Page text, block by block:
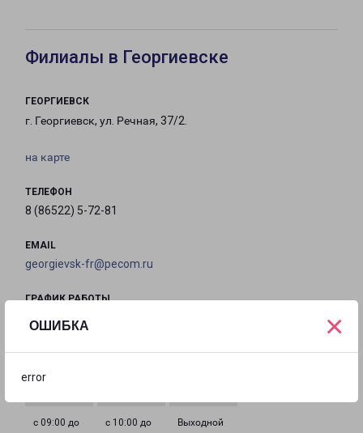
ОШИБКА
error
×
Филиалы в Георгиевске
ГЕОРГИЕВСК
г. Георгиевск, ул. Речная, 37/2.
на карте
ТЕЛЕФОН
8 (86522) 5-72-81
EMAIL
georgievsk-fr@pecom.ru
ГРАФИК РАБОТЫ
с 09:00 до
с 09:00 до
с 09:00 до
с 09:00 до
с 09:00 до
с 10:00 до
Выходной